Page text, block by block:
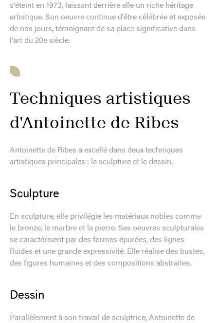
s'éteint en 1973, laissant derrière elle un riche héritage
artistique. Son oeuvre continue d'être célébrée et exposée
de nos jours, témoignant de sa place significative dans
l'art du 20e siècle.
Techniques artistiques
d'Antoinette de Ribes
Antoinette de Ribes a excellé dans deux techniques
artistiques principales : la sculpture et le dessin.
Sculpture
En sculpture, elle privilégie les matériaux nobles comme
le bronze, le marbre et la pierre. Ses oeuvres sculpturales
se caractérisent par des formes épurées, des lignes
fluides et une grande expressivité. Elle réalise des bustes,
des figures humaines et des compositions abstraites.
Dessin
Parallèlement à son travail de sculptrice, Antoinette de